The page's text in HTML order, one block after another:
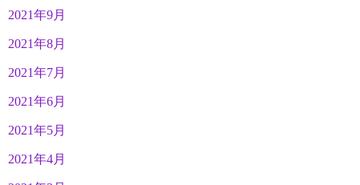
2021年9月
2021年8月
2021年7月
2021年6月
2021年5月
2021年4月